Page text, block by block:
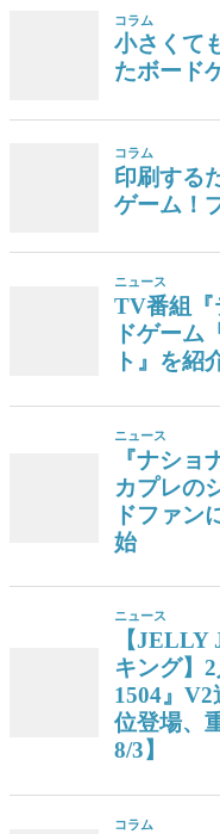
コラム
小さくて
たボード
コラム
印刷する
ゲーム！
ニュース
TV番組『
ドゲーム
ト』を紹
ニュース
『ナショ
カプレの
ドファン
始
ニュース
【
キング】
1504』
位登場、
8/3】
コラム